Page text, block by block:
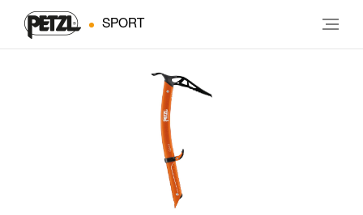
SPORT